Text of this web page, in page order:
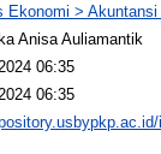
Ekonomi > Akuntansi
Anisa Auliamantik
06:35
06:35